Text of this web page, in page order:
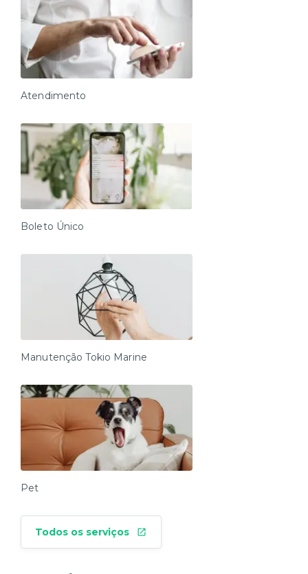
Atendimento
Boleto Único
Manutenção Tokio Marine
Pet
Todos os serviços